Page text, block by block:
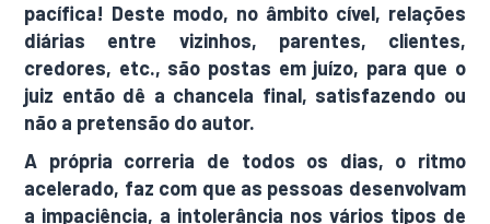
pacífica! Deste modo, no âmbito cível, relações
diárias entre vizinhos, parentes, clientes,
credores, etc., são postas em juízo, para que o
juiz então dê a chancela final, satisfazendo ou
não a pretensão do autor.
A própria correria de todos os dias, o ritmo
acelerado, faz com que as pessoas desenvolvam
a impaciência, a intolerância nos vários tipos de